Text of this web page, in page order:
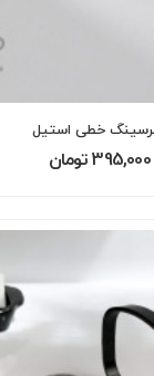
خطی استیل
395,000 تومان